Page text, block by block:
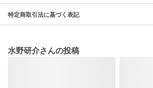
特定商取引法に基づく表記
水野研介さんの投稿